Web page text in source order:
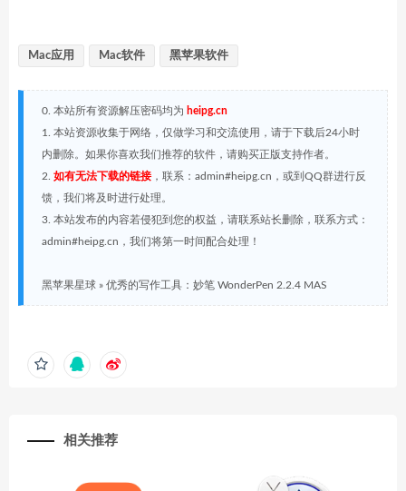
Mac应用 Mac软件 黑苹果软件
0. 本站所有资源解压密码均为 heipg.cn
1. 本站资源收集于网络，仅做学习和交流使用，请于下载后24小时
内删除。如果你喜欢我们推荐的软件，请购买正版支持作者。
2. 如有无法下载的链接，联系：admin#heipg.cn，或到QQ群进行反
馈，我们将及时进行处理。
3. 本站发布的内容若侵犯到您的权益，请联系站长删除，联系方式：
admin#heipg.cn，我们将第一时间配合处理！
黑苹果星球 » 优秀的写作工具：妙笔 WonderPen 2.2.4 MAS
相关推荐